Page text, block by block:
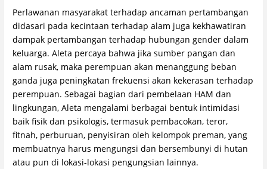
Perlawanan masyarakat terhadap ancaman pertambangan
didasari pada kecintaan terhadap alam juga kekhawatiran
dampak pertambangan terhadap hubungan gender dalam
keluarga. Aleta percaya bahwa jika sumber pangan dan
alam rusak, maka perempuan akan menanggung beban
ganda juga peningkatan frekuensi akan kekerasan terhadap
perempuan. Sebagai bagian dari pembelaan HAM dan
lingkungan, Aleta mengalami berbagai bentuk intimidasi
baik fisik dan psikologis, termasuk pembacokan, teror,
fitnah, perburuan, penyisiran oleh kelompok preman, yang
membuatnya harus mengungsi dan bersembunyi di hutan
atau pun di lokasi-lokasi pengungsian lainnya.